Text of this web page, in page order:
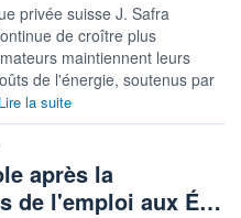
privée suisse J. Safra
de croître plus
maintiennent leurs
de l'énergie, soutenus par
Lire la suite
après la
de l'emploi aux É…